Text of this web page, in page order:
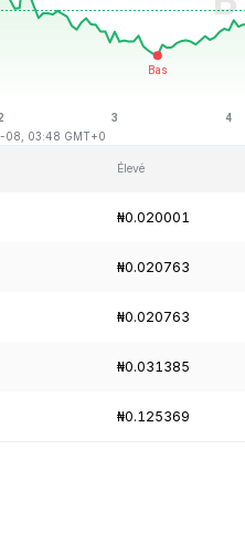
08, 03:48 GMT+0
Élevé
₦0.020001
₦0.020763
₦0.020763
₦0.031385
₦0.125369